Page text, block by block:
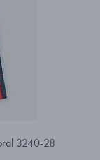
3240-28